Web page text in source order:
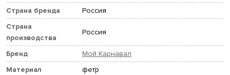
Страна бренда
Россия
Страна
производства
Россия
Бренд
Мой Карнавал
Материал
фетр